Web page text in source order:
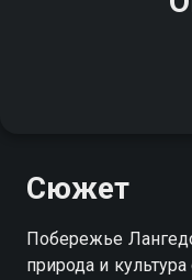
Сюжет
Побережье
природа и